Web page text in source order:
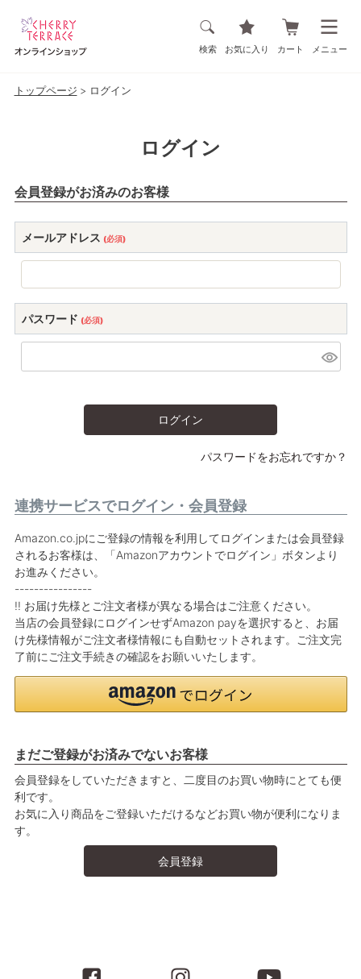
検索 お気に入り カート メニュー
トップページ ログイン
ログイン
会員登録がお済みのお客様
メールアドレス (必須)
パスワード (必須)
ログイン
パスワードをお忘れですか？
連携サービスでログイン・会員登録
Amazon.co.jpにご登録の情報を利用してログインまたは会員登録
されるお客様は、「Amazonアカウントでログイン」ボタンより
お進みください。
----------------
!! お届け先様とご注文者様が異なる場合はご注意ください。
当店の会員登録にログインせずAmazon payを選択すると、お届
け先様情報がご注文者様情報にも自動セットされます。ご注文完
了前にご注文手続きの確認をお願いいたします。
まだご登録がお済みでないお客様
会員登録をしていただきますと、二度目のお買い物時にとても便
利です。
お気に入り商品をご登録いただけるなどお買い物が便利になりま
す。
会員登録